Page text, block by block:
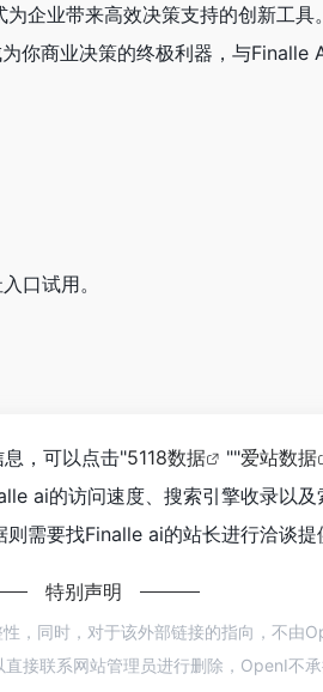
企业带来高效决策支持的创新工
你商业决策的终极利器，与Finalle
口试用。
，可以点击"5118数据 ""爱站数据
ai的访问速度、搜索引擎收录以
需要找Finalle ai的站长进行洽谈提
特别声明
，同时，对于该外部链接的指向，不由
接联系网站管理员进行删除，OpenI不承